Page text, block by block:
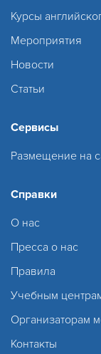
Курсы
Мероприятия
Новости
Статьи
Сервисы
Размещение на
Справки
О нас
Пресса о нас
Правила
Учебным
Организаторам
Контакты